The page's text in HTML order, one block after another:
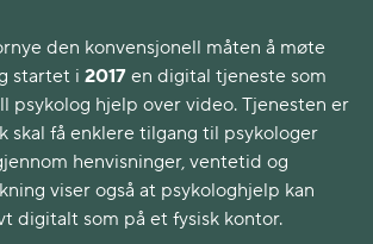
den konvensjonell måten å møte
startet i 2017 en digital tjeneste som
psykolog hjelp over video. Tjenesten er
skal få enklere tilgang til psykologer
henvisninger, ventetid og
viser også at psykologhjelp kan
digitalt som på et fysisk kontor.